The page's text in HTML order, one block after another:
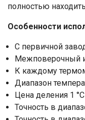
полностью
Особенности
С первичной
Межповерочный
К каждому
Диапазон
Цена деления 1 °C
Точность в